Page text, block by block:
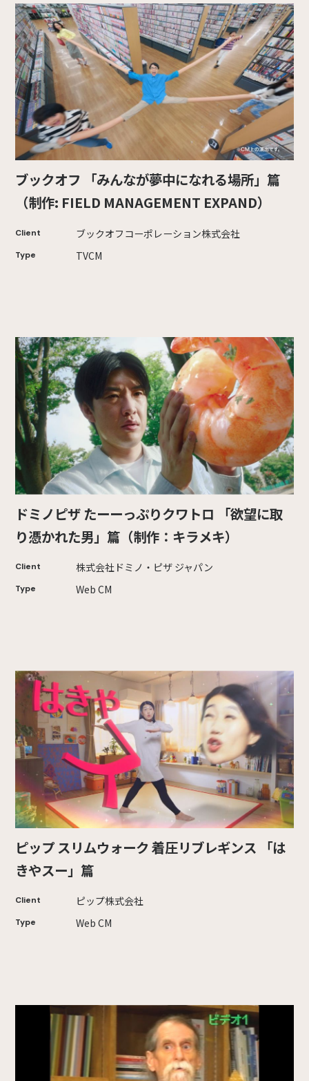
ブックオフ 「みんなが夢中になれる場所」篇
（制作: FIELD MANAGEMENT EXPAND）
Client ブックオフコーポレーション株式会社
Type TVCM
ドミノピザ たーーっぷりクワトロ 「欲望に取
り憑かれた男」篇（制作：キラメキ）
Client 株式会社ドミノ・ピザ ジャパン
Type Web CM
ピップ スリムウォーク 着圧リブレギンス 「は
きやスー」篇
Client ピップ株式会社
Type Web CM